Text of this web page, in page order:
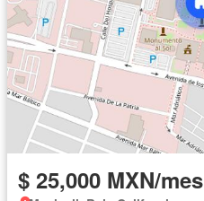
$ 25,000 MXN/mes